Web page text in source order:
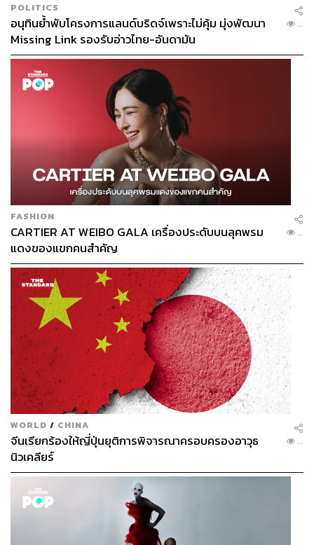
ABOUT THE AUTHOR
รองศาสตราจารย์ ดร.อักษรศรี พานิช
สาส์น
รองศาสตราจารย์ ดร.อักษรศรี พานิชสาส์น
อาจารย์ประจำคณะเศรษฐศาสตร์
ศูนย์วิจัยยุทธศาสตร์ไทย-จีน แห่งสำนักงาน
คณะกรรมการวิจัยแห่งชาติ ผู้เขียนหนังสือ
โมเดลเศรษฐกิจสีจิ้นผิง : Xinomics
POLITICS
อนุทินย้ำพับโครงการแลนด์บริดจ์เพราะไม่คุ้ม มุ่งพัฒนา
Missing Link รองรับอ่าวไทย-อันดามัน
...
FASHION
CARTIER AT WEIBO GALA เครื่องประดับบนลุคพรม
แดงของแขกคนสำคัญ
...
WORLD / CHINA
จีนเรียกร้องให้ญี่ปุ่นยุติการพิจารณาครอบครองอาวุธ
นิวเคลียร์
...